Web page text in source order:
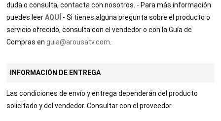
duda o consulta, contacta con nosotros. - Para más información
puedes leerAQUÍ - Si tienes alguna pregunta sobre el producto o
servicio ofrecido, consulta con el vendedor o con la Guía de
Compras enguia@arousatv.com
INFORMACIÓN DE ENTREGA
Las condiciones de envío y entrega dependerán del producto
solicitado y del vendedor. Consultar con el proveedor.